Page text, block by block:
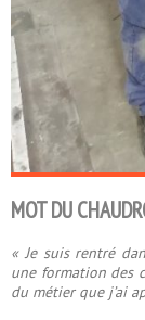
MOT DU
« Je suis rentré
une formation des
du métier que j’ai